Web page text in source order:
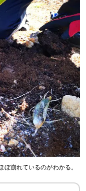
崩れているのがわかる。